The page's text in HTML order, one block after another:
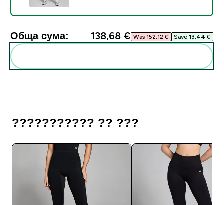
Обща сума: 138,68 €‎ Was 152,12 €‎ Save 13,44 €‎
??????????? ?? ???